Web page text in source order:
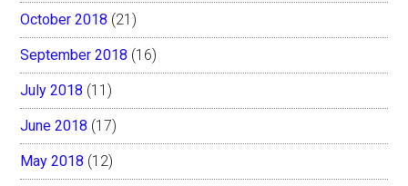
October 2018 (21)
September 2018 (16)
July 2018 (11)
June 2018 (17)
May 2018 (12)